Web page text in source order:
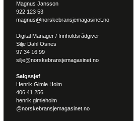
Magnus Jansson
922 123 53
magnus@norskebransjemagasinet.no
Digital Manager / Innholdsrådgiver
Silje Dahl Osnes
97 34 16 99
silje@norskebransjemagasinet.no
Salgssjef
Henrik Gimle Holm
406 41 256
henrik.gimleholm
@norskebransjemagasinet.no